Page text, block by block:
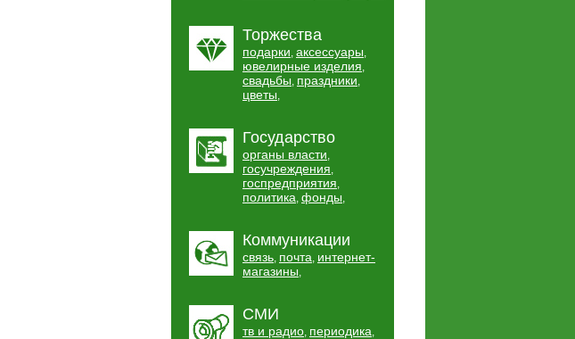
Торжества
подарки, аксессуары,
ювелирные изделия,
свадьбы, праздники,
цветы,
Государство
органы власти,
госучреждения,
госпредприятия,
политика, фонды,
Коммуникации
связь, почта, интернет-
магазины,
СМИ
тв и радио, периодика,